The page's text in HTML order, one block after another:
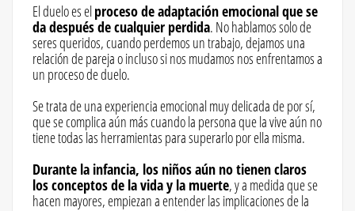
El duelo es elproceso de adaptación emocional que se
da después de cualquier perdida. No hablamos solo de
seres queridos, cuando perdemos un trabajo, dejamos una
relación de pareja o incluso si nos mudamos nos enfrentamos a
un proceso de duelo.
Se trata de una experiencia emocional muy delicada de por sí,
que se complica aún más cuando la persona que la vive aún no
tiene todas las herramientas para superarlo por ella misma.
Durante la infancia, los niños aún no tienen claros
los conceptos de la vida y la muerte, y a medida que se
hacen mayores, empiezan a entender las implicaciones de la